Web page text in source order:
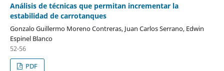
Análisis de técnicas que permitan incrementar la
estabilidad de carrotanques
Gonzalo Guillermo Moreno Contreras, Juan Carlos Serrano, Edwin
Espinel Blanco
52-56
PDF